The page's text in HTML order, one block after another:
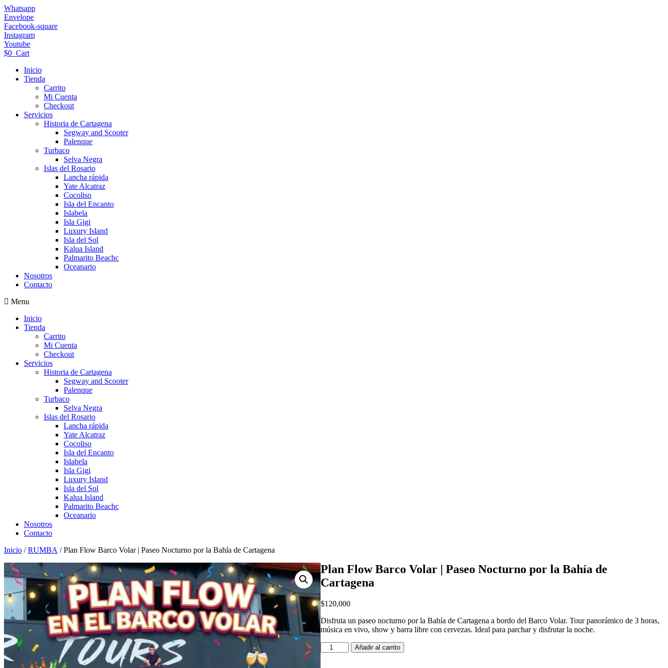
Ir
al
contenido
Whatsapp
Envelope
Facebook-square
Instagram
Youtube
$0 Cart
Inicio
Tienda
Carrito
Mi Cuenta
Checkout
Servicios
Historia de Cartagena
Segway and Scooter
Palenque
Turbaco
Selva Negra
Islas del Rosario
Lancha rápida
Yate Alcatraz
Cocoliso
Isla del Encanto
Islabela
Isla Gigi
Luxury Island
Isla del Sol
Kalua Island
Palmarito Beachc
Oceanario
Nosotros
Contacto
Menu
Inicio
Tienda
Carrito
Mi Cuenta
Checkout
Servicios
Historia de Cartagena
Segway and Scooter
Palenque
Turbaco
Selva Negra
Islas del Rosario
Lancha rápida
Yate Alcatraz
Cocoliso
Isla del Encanto
Islabela
Isla Gigi
Luxury Island
Isla del Sol
Kalua Island
Palmarito Beachc
Oceanario
Nosotros
Contacto
Inicio /RUMBA / Plan Flow Barco Volar | Paseo Nocturno por la Bahía de Cartagena
Plan Flow Barco Volar | Paseo Nocturno por la Bahía de
Cartagena
$120,000
Disfruta un paseo nocturno por la Bahía de Cartagena a bordo del Barco Volar. Tour panorámico de 3 horas,
música en vivo, show y barra libre con cervezas. Ideal para parchar y disfrutar la noche.
Plan
Flow
Añadir al carrito